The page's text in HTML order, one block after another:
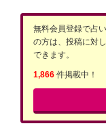
無料会員登録で占
の方は、投稿に対
できます。
1,866 件掲載中！